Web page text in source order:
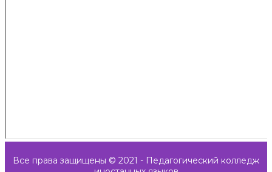
Все права защищены © 2021 - Педагогический колледж